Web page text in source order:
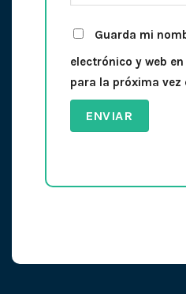
Guarda mi
electrónico y web
para la próxima vez